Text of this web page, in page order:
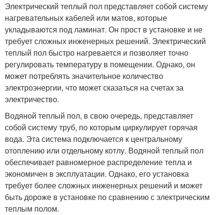
Электрический теплый пол представляет собой систему
нагревательных кабелей или матов, которые
укладываются под ламинат. Он прост в установке и не
требует сложных инженерных решений. Электрический
теплый пол быстро нагревается и позволяет точно
регулировать температуру в помещении. Однако, он
может потреблять значительное количество
электроэнергии, что может сказаться на счетах за
электричество.
Водяной теплый пол, в свою очередь, представляет
собой систему труб, по которым циркулирует горячая
вода. Эта система подключается к центральному
отоплению или отдельному котлу. Водяной теплый пол
обеспечивает равномерное распределение тепла и
экономичен в эксплуатации. Однако, его установка
требует более сложных инженерных решений и может
быть дороже в установке по сравнению с электрическим
теплым полом.